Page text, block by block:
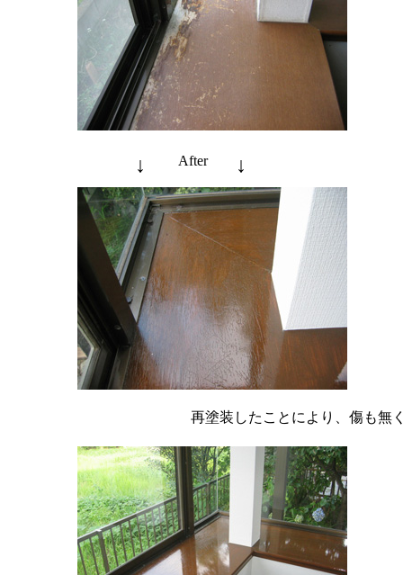
↓ After ↓
再塗装したことにより、傷も無